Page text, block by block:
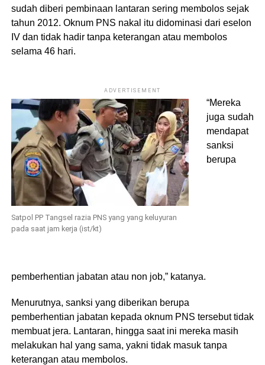
sudah diberi pembinaan lantaran sering membolos sejak
tahun 2012. Oknum PNS nakal itu didominasi dari eselon
IV dan tidak hadir tanpa keterangan atau membolos
selama 46 hari.
ADVERTISEMENT
Satpol PP Tangsel razia PNS yang yang keluyuran
pada saat jam kerja (ist/kt)
“Mereka
juga sudah
mendapat
sanksi
berupa
pemberhentian jabatan atau non job,” katanya.
Menurutnya, sanksi yang diberikan berupa
pemberhentian jabatan kepada oknum PNS tersebut tidak
membuat jera. Lantaran, hingga saat ini mereka masih
melakukan hal yang sama, yakni tidak masuk tanpa
keterangan atau membolos.